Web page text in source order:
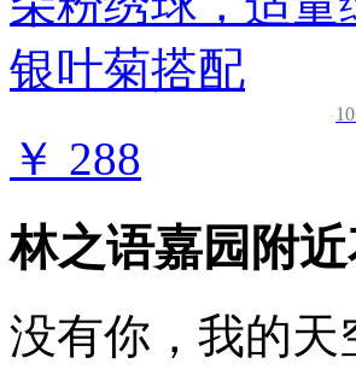
￥ 288
林之语嘉园附
没有你，我的